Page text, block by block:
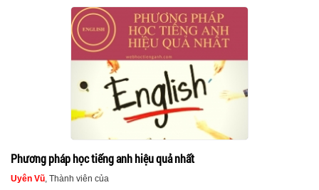
Phương pháp học tiếng anh hiệu quả nhất
Uyên Vũ , Thành viên của